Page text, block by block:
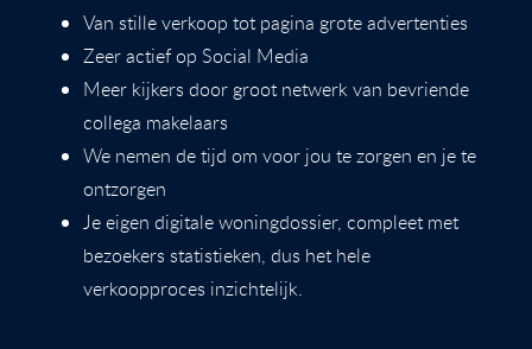
Van stille verkoop tot pagina grote advertenties
Zeer actief op Social Media
Meer kijkers door groot netwerk van bevriende
collega makelaars
We nemen de tijd om voor jou te zorgen en je te
ontzorgen
Je eigen digitale woningdossier, compleet met
bezoekers statistieken, dus het hele
verkoopproces inzichtelijk.